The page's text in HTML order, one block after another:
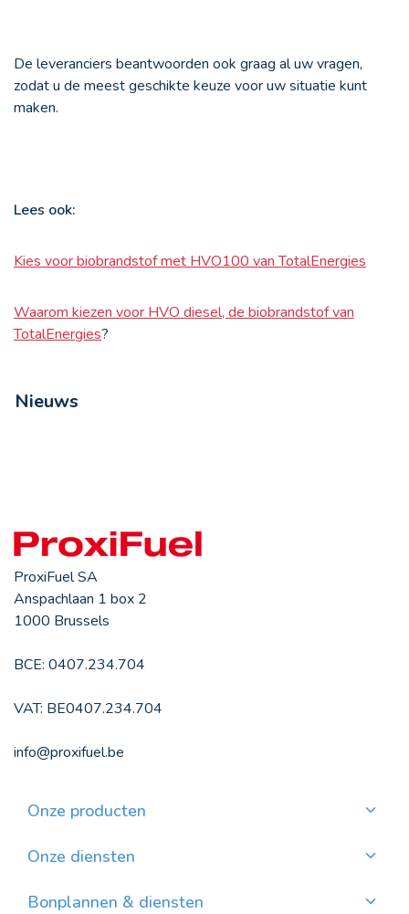
De leveranciers beantwoorden ook graag al uw vragen,
zodat u de meest geschikte keuze voor uw situatie kunt
maken.
Lees ook:
Kies voor biobrandstof met HVO100 van TotalEnergies
Waarom kiezen voor HVO diesel, de biobrandstof van
TotalEnergies?
Nieuws
ProxiFuel SA
Anspachlaan 1 box 2
1000 Brussels
BCE: 0407.234.704
VAT: BE0407.234.704
info@proxifuel.be
Onze producten
Kwalitatievepellets bestellen
Onze diensten
Waar pellets vinden?
Bonplannen & diensten